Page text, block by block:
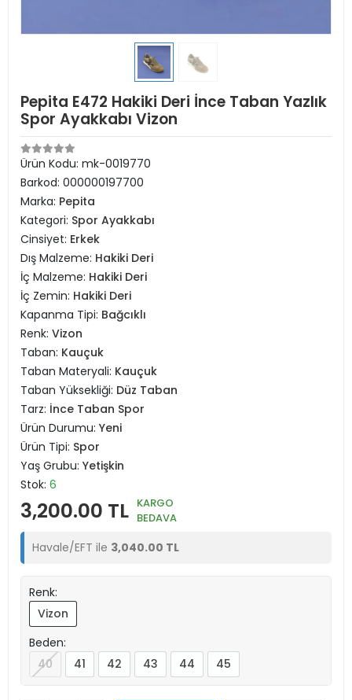
Pepita E472 Hakiki Deri İnce Taban Yazlık
Spor Ayakkabı Vizon
Ürün Kodu: mk-0019770
Barkod: 000000197700
Marka: Pepita
Kategori: Spor Ayakkabı
Cinsiyet: Erkek
Dış Malzeme: Hakiki Deri
İç Malzeme: Hakiki Deri
İç Zemin: Hakiki Deri
Kapanma Tipi: Bağcıklı
Renk: Vizon
Taban: Kauçuk
Taban Materyali: Kauçuk
Taban Yüksekliği: Düz Taban
Tarz: İnce Taban Spor
Ürün Durumu: Yeni
Ürün Tipi: Spor
Yaş Grubu: Yetişkin
Stok: 6
3,200.00 TL KARGO
BEDAVA
Havale/EFT ile 3,040.00 TL
Renk:
Vizon
Beden:
40
41 42 43 44 45